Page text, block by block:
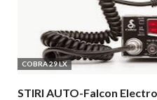
COBRA 29 LX
STIRI AUTO-Falcon